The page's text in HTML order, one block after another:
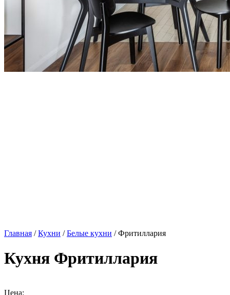
Главная /Кухни /Белые кухни / Фритиллария
Кухня Фритиллария
Цена: